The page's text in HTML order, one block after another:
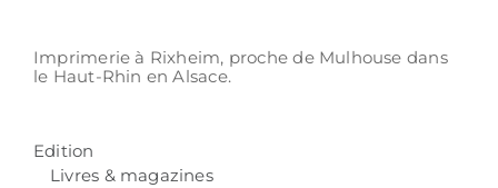
Imprimerie à Rixheim, proche de Mulhouse dans
le Haut-Rhin en Alsace.
Edition
Livres & magazines